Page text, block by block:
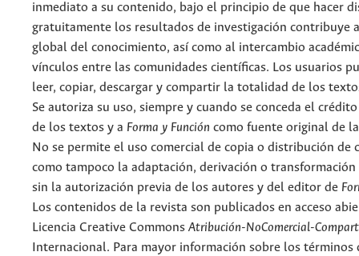
inmediato a su contenido, bajo el principio de que hacer
gratuitamente los resultados de investigación contribuye
global del conocimiento, así como al intercambio
vínculos entre las comunidades científicas. Los usuarios
leer, copiar, descargar y compartir la totalidad de los
Se autoriza su uso, siempre y cuando se conceda el
de los textos y a Forma y Función como fuente original de
No se permite el uso comercial de copia o distribución de
como tampoco la adaptación, derivación o transformación
sin la autorización previa de los autores y del editor de
Los contenidos de la revista son publicados en acceso
Licencia Creative Commons Atribución-NoComercial-
Internacional. Para mayor información sobre los términos